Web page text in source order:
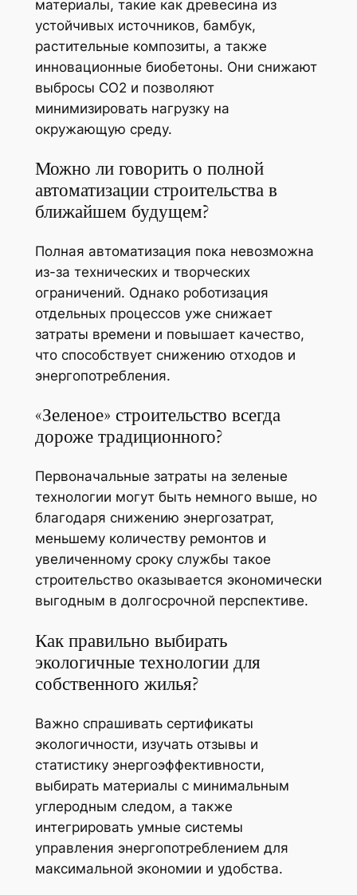
материалы, такие как древесина из
устойчивых источников, бамбук,
растительные композиты, а также
инновационные биобетоны. Они снижают
выбросы CO2 и позволяют
минимизировать нагрузку на
окружающую среду.
Можно ли говорить о полной
автоматизации строительства в
ближайшем будущем?
Полная автоматизация пока невозможна
из-за технических и творческих
ограничений. Однако роботизация
отдельных процессов уже снижает
затраты времени и повышает качество,
что способствует снижению отходов и
энергопотребления.
«Зеленое» строительство всегда
дороже традиционного?
Первоначальные затраты на зеленые
технологии могут быть немного выше, но
благодаря снижению энергозатрат,
меньшему количеству ремонтов и
увеличенному сроку службы такое
строительство оказывается экономически
выгодным в долгосрочной перспективе.
Как правильно выбирать
экологичные технологии для
собственного жилья?
Важно спрашивать сертификаты
экологичности, изучать отзывы и
статистику энергоэффективности,
выбирать материалы с минимальным
углеродным следом, а также
интегрировать умные системы
управления энергопотреблением для
максимальной экономии и удобства.